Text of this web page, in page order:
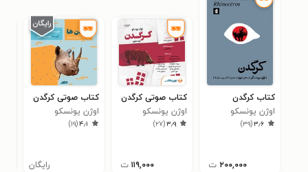
کتاب کرگدن
اوژن یونسکو
۳٫۶(۳۹)
۲۰۰,۰۰۰ ت
کتاب صوتی کرگدن
اوژن یونسکو
۳٫۹(۲۷)
۱۱۹,۰۰۰ ت
کتاب صوتی کرگدن
اوژن یونسکو
۴٫۱(۱۹)
رایگان